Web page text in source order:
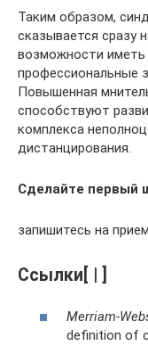
Таким образом,
сказывается сразу
возможности иметь
профессиональные
Повышенная
способствуют
комплекса
дистанцирования.
Сделайте первый
запишитесь на
Ссылки[ | ]
Merriam-
definition of